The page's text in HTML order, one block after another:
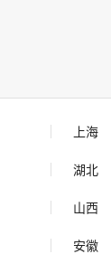
上海
湖北
山西
安徽